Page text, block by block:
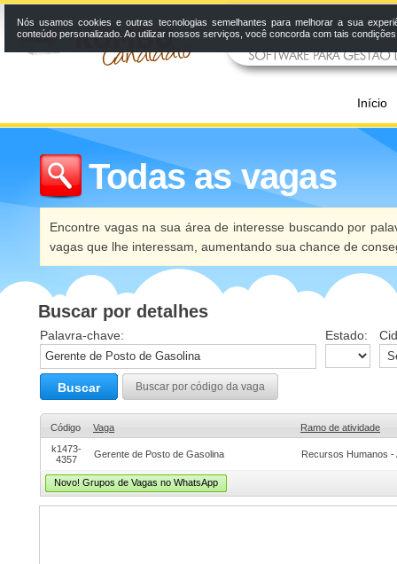
Início
Todas as vagas
Encontre vagas na sua área de interesse buscando por
vagas que lhe interessam, aumentando sua chance de
Buscar por detalhes
Palavra-chave: Estado:
Buscar Buscar por código da vaga
Código Vaga
Ramo de atividade
k1473-
4357
Gerente de Posto de Gasolina Recursos Humanos -
Novo! Grupos de Vagas no WhatsApp
Nós usamos cookies e outras tecnologias semelhantes para melhorar a sua
conteúdo personalizado. Ao utilizar nossos serviços, você concorda com tais